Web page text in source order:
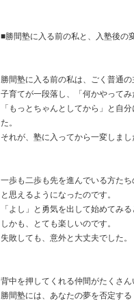
■勝間塾に入る前の私と、入塾後の
勝間塾に入る前の私は、ごく普通の
子育てが一段落し、「何かやって
「もっとちゃんとしてから」と自
た。
それが、塾に入ってから一変しまし
一歩も二歩も先を進んでいる方た
と思えるようになったのです。
「よし」と勇気を出して始めてみ
しかも、とても楽しいのです。
失敗しても、意外と大丈夫でした。
背中を押してくれる仲間がたくさ
勝間塾には、あなたの夢を否定す